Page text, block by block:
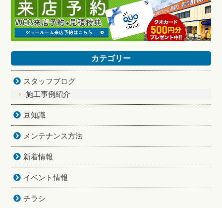
カテゴリー
スタッフブログ
施工事例紹介
豆知識
メンテナンス方法
新着情報
イベント情報
チラシ